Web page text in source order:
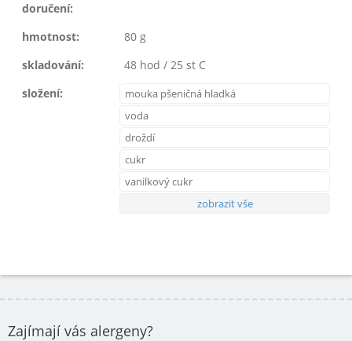
doručení:
hmotnost:
80 g
skladování:
48 hod / 25 st C
složení:
mouka pšeničná hladká
voda
droždí
cukr
vanilkový cukr
zobrazit vše
Zajímají vás alergeny?